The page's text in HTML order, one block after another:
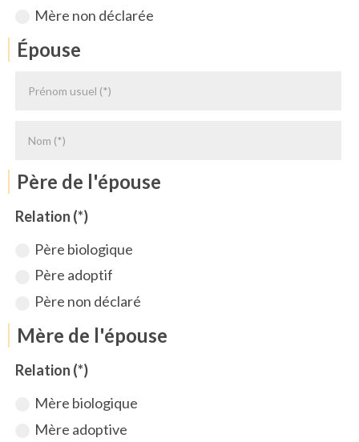
Mère non déclarée
Épouse
Père de l'épouse
Relation (*)
Père biologique
Père adoptif
Père non déclaré
Mère de l'épouse
Relation (*)
Mère biologique
Mère adoptive